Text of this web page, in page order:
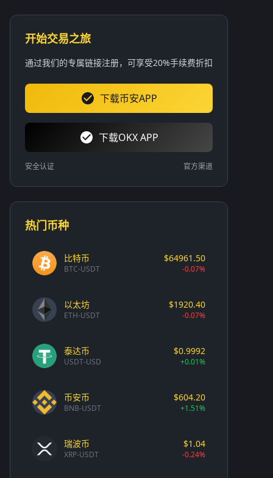
开始交易之旅
通过我们的专属链接注册，可享受20%手续费折扣
下载币安APP
下载OKX APP
安全认证 官方渠道
热门币种
比特币
BTC-USDT
$64961.50
-0.07%
以太坊
ETH-USDT
$1920.40
-0.07%
泰达币
USDT-USD
$0.9992
+0.01%
币安币
BNB-USDT
$604.20
+1.51%
瑞波币
XRP-USDT
$1.04
-0.24%